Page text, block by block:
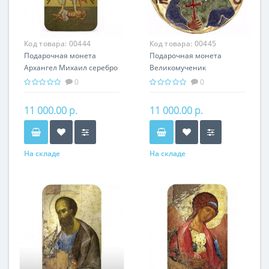
Код товара: 00444
Подарочная монета
Архангел Михаил серебро
31.10 гр - православные
0
11 000.00 р.
На складе
Код товара: 00445
Подарочная монета
Великомученик
Пантелеймон серебро
религия Христианство
0
11 000.00 р.
На складе